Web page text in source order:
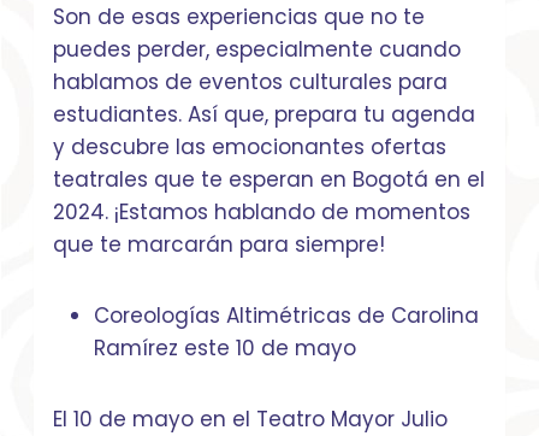
Son de esas experiencias que no te
puedes perder, especialmente cuando
hablamos de eventos culturales para
estudiantes. Así que, prepara tu agenda
y descubre las emocionantes ofertas
teatrales que te esperan en Bogotá en el
2024. ¡Estamos hablando de momentos
que te marcarán para siempre!
Coreologías Altimétricas de Carolina
Ramírez este 10 de mayo
El 10 de mayo en el Teatro Mayor Julio